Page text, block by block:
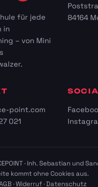
für jede
in
– von Mini
84164
point.com
021
· Inh. Sebastian und
kommt ohne Cookies aus.
·Widerruf·Datenschutz